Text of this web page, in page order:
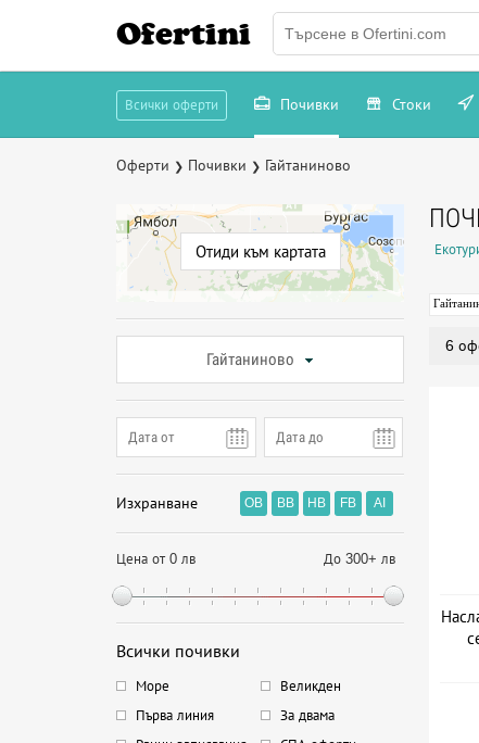
Ofertini
Всички оферти Почивки Стоки
Оферти ❯ Почивки ❯ Гайтаниново
Отиди към картата
Гайтаниново
Изхранване OB BB HB FB AI
Цена от 0 лв До 300+ лв
Всички почивки
Море
Великден
Първа линия
За двама
6